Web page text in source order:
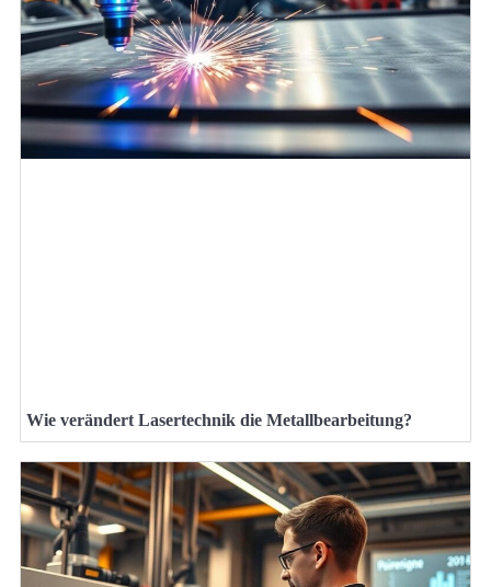
Wie verändert Lasertechnik die Metallbearbeitung?